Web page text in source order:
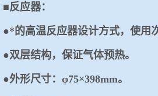
■反应器：
●*的高温反应器设计方式，使用
●双层结构，保证气体预热。
●外形尺寸：φ75×398mm。